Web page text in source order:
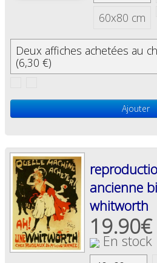
60x80 cm
Deux affiches achetées au
(6,30 €)
Ajouter
ancienne
whitworth
19.90€
En stock